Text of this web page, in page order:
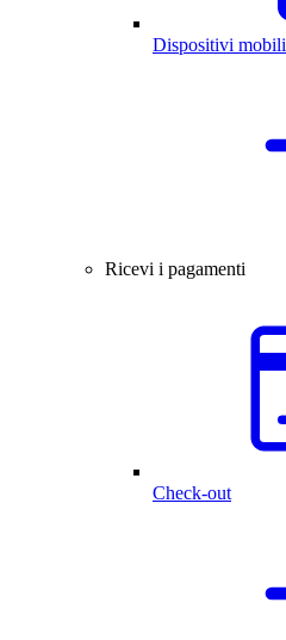
Dispositivi mobili
Ricevi i pagamenti
Check-out